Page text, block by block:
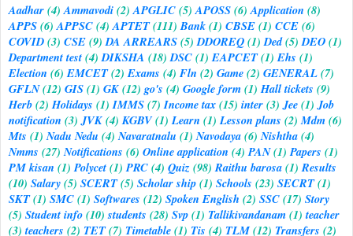
Aadhar(4) Ammavodi(2) APGLIC(5) APOSS(6) Application (8)
APPS(6) APPSC(4) APTET(111) Bank(1) CBSE(1) CCE(6)
COVID(3) CSE(9) DA ARREARS(5) DDOREQ(1) Ded(5) DEO(1)
Department test(4) DIKSHA (18) DSC(1) EAPCET(1) Ehs (1)
Election (6) EMCET(2) Exams (4) Fln (2) Game(2) GENERAL(7)
GFLN(12) GIS(1) GK(12) go's (4) Google form(1) Hall tickets (9)
Herb(2) Holidays (1) IMMS(7) Income tax(15) inter(3) Jee(1) Job
notification (3) JVK(4) KGBV(1) Learn (1) Lesson plans (2) Mdm(6)
Mts (1) Nadu Nedu (4) Navaratnalu (1) Navodaya(6) Nishtha(4)
Nmms (27) Notifications (6) Online application (4) PAN(1) Papers (1)
PM kisan (1) Polycet(1) PRC(4) Quiz(98) Raithu barosa(1) Results
(10) Salary(5) SCERT(5) Scholar ship(1) Schools (23) SECRT(1)
SKT(1) SMC(1) Softwares (12) Spoken English (2) SSC(17) Story
(5) Student info(10) students (28) Svp(1) Tallikivandanam(1) teacher
(3) teachers (2) TET(7) Timetable(1) Tis (4) TLM(12) Transfers (2)